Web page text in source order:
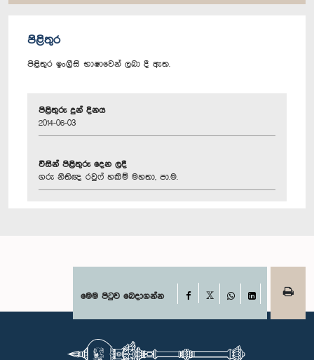
පිළිතුර
පිළිතුර ඉංග්‍රීසි භාෂාවෙන් ලබා දී ඇත.
පිළිතුරු දුන් දිනය
2014-06-03
විසින් පිළිතුරු දෙන ලදී
ගරු නීතිඥ රවුෆ් හකීම් මහතා, පා.ම.
මෙම පිටුව බෙදාගන්න Facebook
WhatsAppLinkedIn